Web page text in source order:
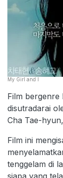
My Girl and I
Film bergenre
disutradarai
Cha Tae-
Film ini
tenggelam di
siapa yang